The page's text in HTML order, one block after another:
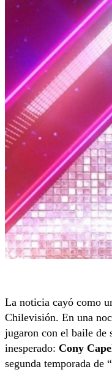
La noticia cayó como
Chilevisión. En una
jugaron con el baile de
inesperado: Cony
segunda temporada de “